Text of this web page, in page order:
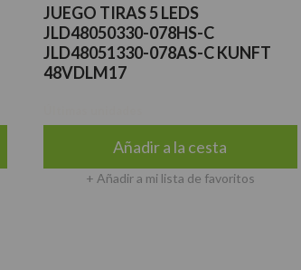
JUEGO TIRAS 5 LEDS
JLD48050330-078HS-C
JLD48051330-078AS-C KUNFT
48VDLM17
Añadir a la cesta
+ Añadir a mi lista de favoritos